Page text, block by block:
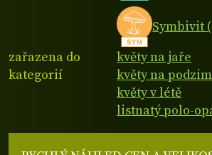
Symbivit
zařazena do
kategorií
květy na jaře
květy na podzim
květy v létě
listnatý polo-